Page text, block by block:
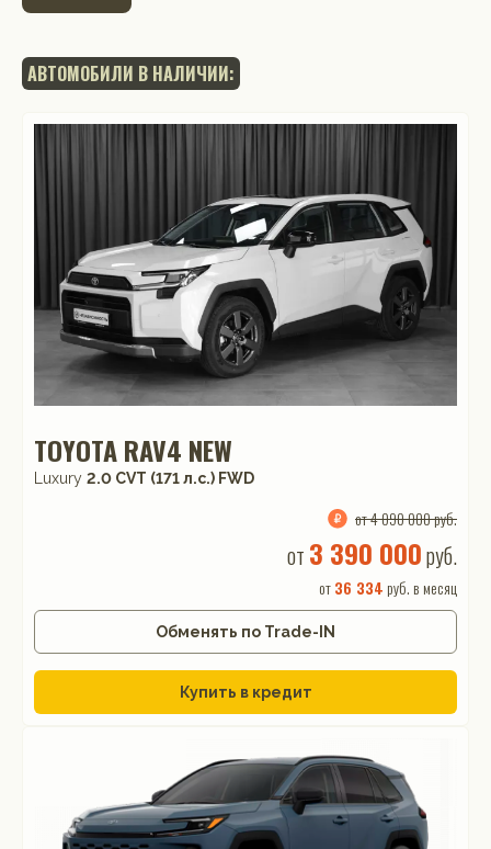
АВТОМОБИЛИ В НАЛИЧИИ:
TOYOTA RAV4 NEW
Luxury 2.0 CVT (171 л.с.) FWD
от 4 090 000 руб.
от 3 390 000руб.
от36 334 руб. в месяц
Обменять по Trade-IN
Купить в кредит
Трудно принять решение?
Оставьте заявку, мы подберём
для Вас самые выгодные
Купить новуюTOYOTA Rav4 New
в кредит от
36 334